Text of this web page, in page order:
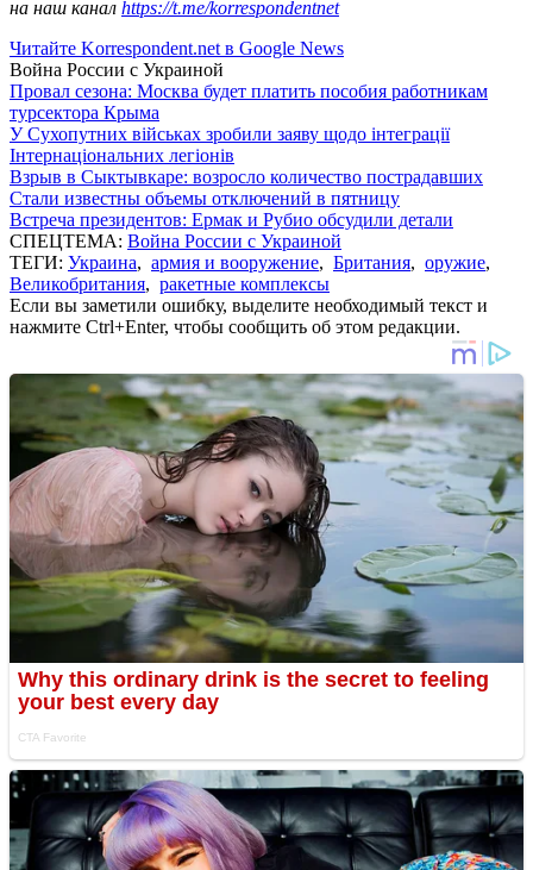
на наш канал https://t.me/korrespondentnet
Читайте Korrespondent.net в Google News
Война России с Украиной
Провал сезона: Москва будет платить пособия работникам
турсектора Крыма
У Сухопутних військах зробили заяву щодо інтеграції
Інтернаціональних легіонів
Взрыв в Сыктывкаре: возросло количество пострадавших
Стали известны объемы отключений в пятницу
Встреча президентов: Ермак и Рубио обсудили детали
СПЕЦТЕМА: Война России с Украиной
ТЕГИ: Украина, армия и вооружение, Британия, оружие,
Великобритания, ракетные комплексы
Если вы заметили ошибку, выделите необходимый текст и
нажмите Ctrl+Enter, чтобы сообщить об этом редакции.